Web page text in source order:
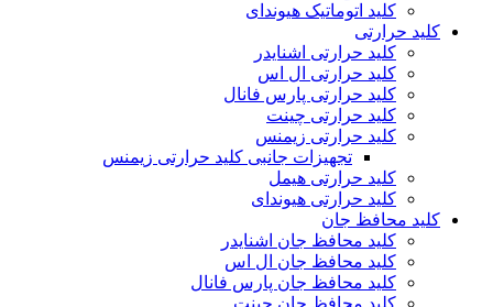
کلید اتوماتیک هیوندای
کلید حرارتی
کلید حرارتی اشنایدر
کلید حرارتی ال اس
کلید حرارتی پارس فانال
کلید حرارتی چینت
کلید حرارتی زیمنس
تجهیزات جانبی کلید حرارتی زیمنس
کلید حرارتی هیمل
کلید حرارتی هیوندای
کلید محافظ جان
کلید محافظ جان اشنایدر
کلید محافظ جان ال اس
کلید محافظ جان پارس فانال
کلید محافظ جان چینت